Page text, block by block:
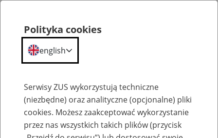
Szkolenia
Polityka cookies
english
Serwisy ZUS wykorzystują techniczne
(niezbędne) oraz analityczne (opcjonalne) pliki
cookies. Możesz zaakceptować wykorzystanie
przez nas wszystkich takich plików (przycisk